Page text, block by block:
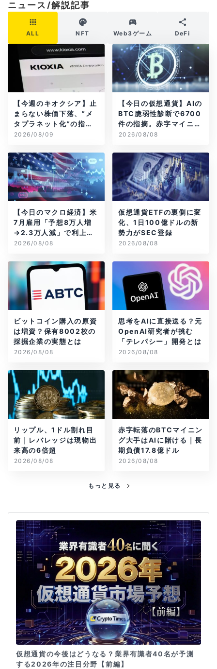
ニュース/解説記事
ALL NFT Web3ゲーム DeFi
【今週のキオクシア】止
まらない株価下落、”メ
タプラネット化”の指摘
は本当？
2026/08/09
【今日の仮想通貨】AIの
BTC脆弱性診断で6700
件の指摘。赤字マイニン
グ企業はAIに賭ける
2026/08/08
【今日のマクロ経済】米
7月雇用「予想8万人増
→2.3万人減」で利上げ
観測後退
2026/08/08
仮想通貨ETFの裏側に変
化、1日100億ドルの新
勢力がSEC登録
2026/08/08
ビットコイン購入の原資
は増資？保有8002枚の
採掘企業の実態とは
2026/08/08
思考をAIに直接送る？元
OpenAI研究者が挑む
「テレパシー」開発とは
2026/08/08
リップル、1ドル割れ目
前｜レバレッジは現物出
来高の6倍超
2026/08/08
赤字転落のBTCマイニン
グ大手はAIに賭ける｜長
期負債17.8億ドル
2026/08/08
もっと見る
仮想通貨の今後はどうなる？業界有識者40名が予測
する2026年の注目分野【前編】